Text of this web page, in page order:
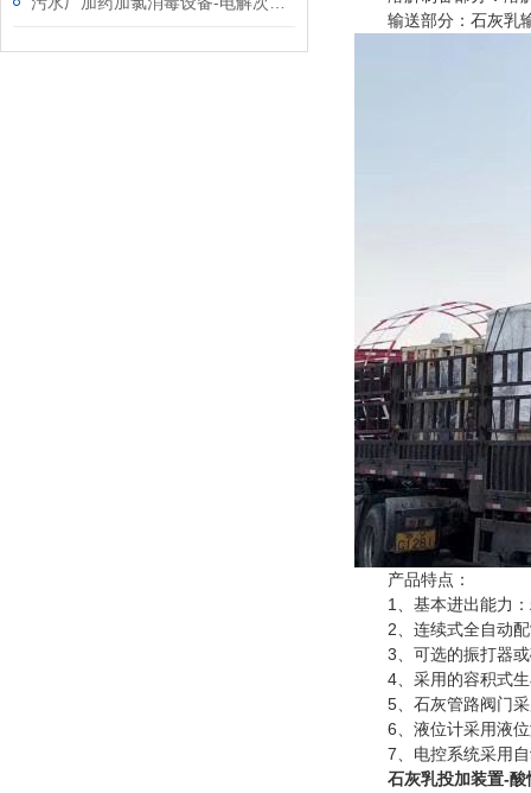
输送部分：石灰乳输
产品特点：
1、基本进出能力：
2、连续式全自动配
3、可选的振打器或
4、采用的容积式生
5、石灰管路阀门采
6、液位计采用液位
7、电控系统采用自
石灰乳投加装置-